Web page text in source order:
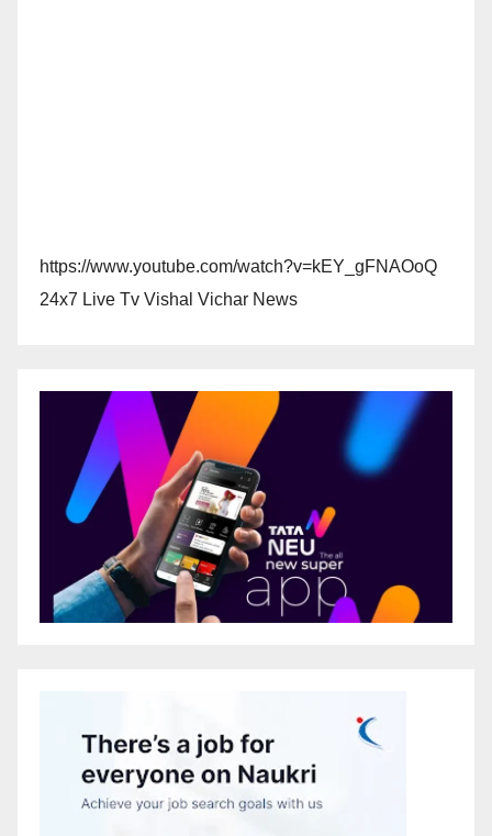
https://www.youtube.com/watch?v=kEY_gFNAOoQ
24x7 Live Tv Vishal Vichar News